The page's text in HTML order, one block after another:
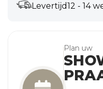
Levertijd12 - 14
Plan uw